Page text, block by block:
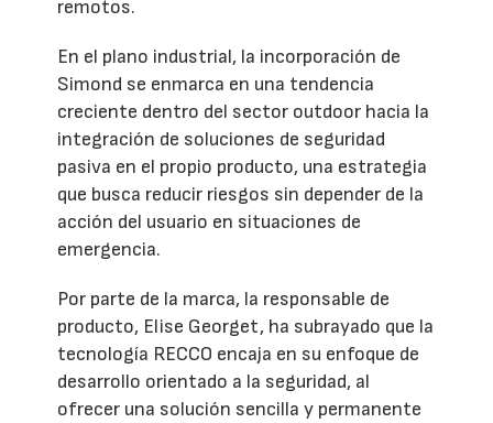
remotos.
En el plano industrial, la incorporación de
Simond se enmarca en una tendencia
creciente dentro del sector outdoor hacia la
integración de soluciones de seguridad
pasiva en el propio producto, una estrategia
que busca reducir riesgos sin depender de la
acción del usuario en situaciones de
emergencia.
Por parte de la marca, la responsable de
producto, Elise Georget, ha subrayado que la
tecnología RECCO encaja en su enfoque de
desarrollo orientado a la seguridad, al
ofrecer una solución sencilla y permanente